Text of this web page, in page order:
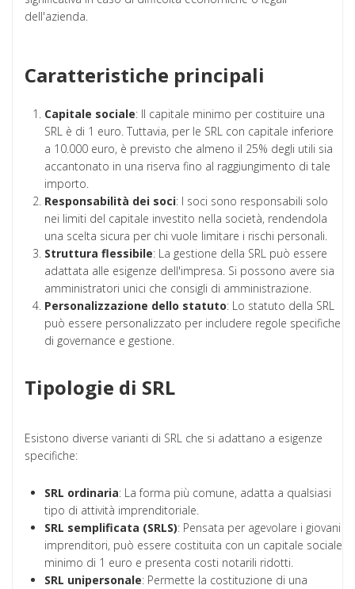
dell'azienda.
Caratteristiche principali
Capitale sociale: Il capitale minimo per costituire una
SRL è di 1 euro. Tuttavia, per le SRL con capitale inferiore
a 10.000 euro, è previsto che almeno il 25% degli utili sia
accantonato in una riserva fino al raggiungimento di tale
importo.
Responsabilità dei soci: I soci sono responsabili solo
nei limiti del capitale investito nella società, rendendola
una scelta sicura per chi vuole limitare i rischi personali.
Struttura flessibile: La gestione della SRL può essere
adattata alle esigenze dell'impresa. Si possono avere sia
amministratori unici che consigli di amministrazione.
Personalizzazione dello statuto: Lo statuto della SRL
può essere personalizzato per includere regole specifiche
di governance e gestione.
Tipologie di SRL
Esistono diverse varianti di SRL che si adattano a esigenze
specifiche:
SRL ordinaria: La forma più comune, adatta a qualsiasi
tipo di attività imprenditoriale.
SRL semplificata (SRLS): Pensata per agevolare i giovani
imprenditori, può essere costituita con un capitale sociale
minimo di 1 euro e presenta costi notarili ridotti.
SRL unipersonale: Permette la costituzione di una